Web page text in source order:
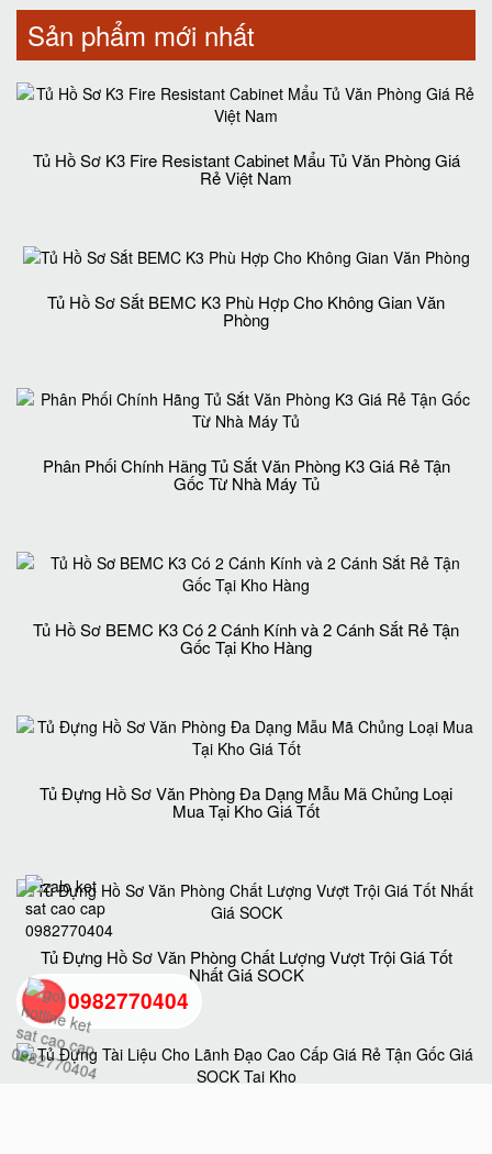
Sản phẩm mới nhất
Tủ Hồ Sơ K3 Fire Resistant Cabinet Mẩu Tủ Văn Phòng Giá
Rẻ Việt Nam
Tủ Hồ Sơ Sắt BEMC K3 Phù Hợp Cho Không Gian Văn
Phòng
Phân Phối Chính Hãng Tủ Sắt Văn Phòng K3 Giá Rẻ Tận
Gốc Từ Nhà Máy Tủ
Tủ Hồ Sơ BEMC K3 Có 2 Cánh Kính và 2 Cánh Sắt Rẻ Tận
Gốc Tại Kho Hàng
Tủ Đựng Hồ Sơ Văn Phòng Đa Dạng Mẫu Mã Chủng Loại
Mua Tại Kho Giá Tốt
Tủ Đựng Hồ Sơ Văn Phòng Chất Lượng Vượt Trội Giá Tốt
Nhất Giá SOCK
0982770404